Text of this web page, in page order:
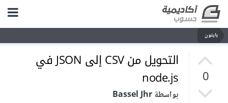
بايثون
0
التحويل من CSV إلى JSON في
node.js
بواسطة Bassel Jhr